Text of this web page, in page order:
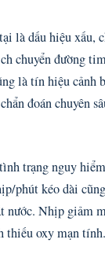
là dấu hiệu xấu,
chuyển đường
là tín hiệu cảnh
đoán chuyên
trạng nguy
phút kéo dài
nước. Nhịp giảm
thiếu oxy mạn tính.